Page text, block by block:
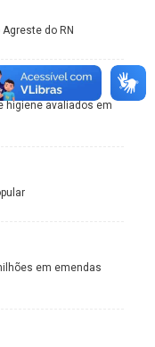
do RN
higiene avaliados em
em emendas